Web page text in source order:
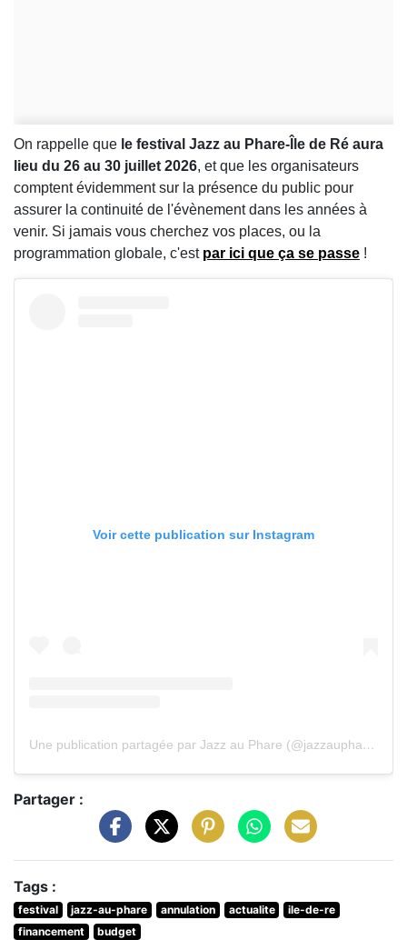
On rappelle que le festival Jazz au Phare-Île de Ré aura
lieu du 26 au 30 juillet 2026, et que les organisateurs
comptent évidemment sur la présence du public pour
assurer la continuité de l'évènement dans les années à
venir. Si jamais vous cherchez vos places, ou la
programmation globale, c'est par ici que ça se passe !
Voir cette publication sur Instagram
Une publication partagée par Jazz au Phare (@jazzauphare)
Partager :
Tags :
festival jazz-au-phare annulation actualite
ile-de-re
financement
budget